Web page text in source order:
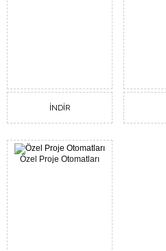
İNDİR
Özel Proje Otomatları